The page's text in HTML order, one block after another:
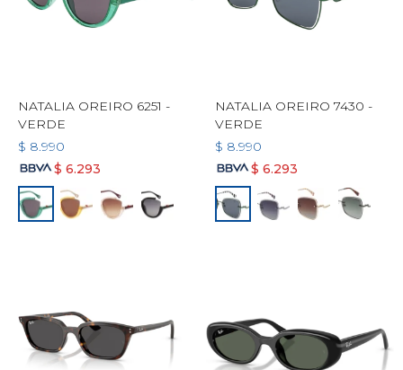
NATALIA OREIRO 6251 -
VERDE
$ 8.990
$ 6.293
NATALIA OREIRO 7430 -
VERDE
$ 8.990
$ 6.293